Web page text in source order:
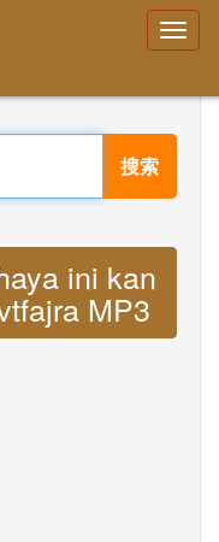
搜索
ini kan
MP3